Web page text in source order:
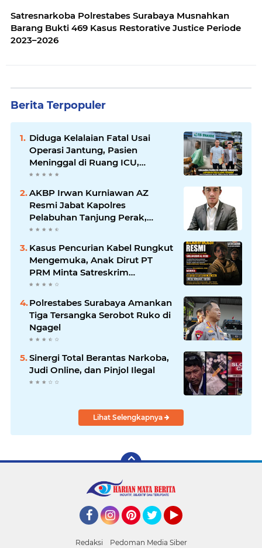
Satresnarkoba Polrestabes Surabaya Musnahkan
Barang Bukti 469 Kasus Restorative Justice Periode
2023–2026
Berita Terpopuler
Diduga Kelalaian Fatal Usai
Operasi Jantung, Pasien
Meninggal di Ruang ICU,
Keluarga Tuntut RSUD dr.
Jawab
AKBP Irwan Kurniawan AZ
Resmi Jabat Kapolres
Pelabuhan Tanjung Perak,
Pimpinan Redaksi
Sampaikan Ucapan Selamat
Kasus Pencurian Kabel Rungkut
Mengemuka, Anak Dirut PT
PRM Minta Satreskrim
Polrestabes Surabaya Usut
Polrestabes Surabaya Amankan
Tiga Tersangka Serobot Ruko di
Ngagel
Sinergi Total Berantas Narkoba,
Judi Online, dan Pinjol Ilegal
Lihat Selengkapnya
Redaksi Pedoman Media Siber